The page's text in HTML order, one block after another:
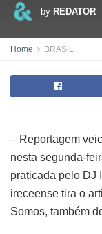
by REDATOR
Home BRASIL
– Reportagem
nesta segunda-
praticada pelo DJ
ireceense tira o
Somos, também